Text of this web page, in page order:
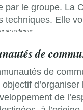
par le groupe. La
techniques. Elle
de recherche
de
de
de